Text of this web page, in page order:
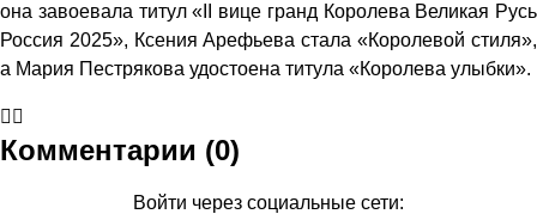
она завоевала титул «II вице гранд Королева Великая Русь
Россия 2025», Ксения Арефьева стала «Королевой стиля»,
а Мария Пестрякова удостоена титула «Королева улыбки».
Комментарии (0)
Войти через социальные сети: